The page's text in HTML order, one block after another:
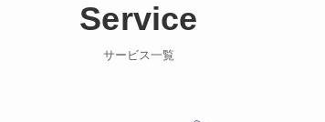
Service
サービス一覧